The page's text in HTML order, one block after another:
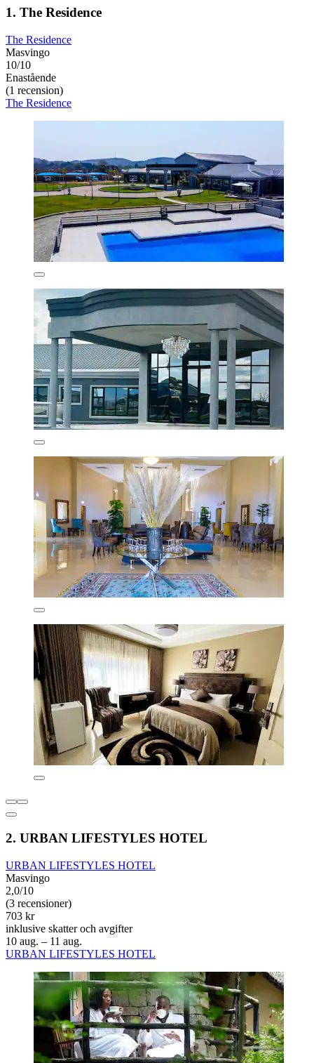
1. The Residence
The Residence
Masvingo
10/10
Enastående
(1 recension)
The Residence
2. URBAN LIFESTYLES HOTEL
URBAN LIFESTYLES HOTEL
Masvingo
2,0/10
(3 recensioner)
703 kr
inklusive skatter och avgifter
10 aug. – 11 aug.
URBAN LIFESTYLES HOTEL